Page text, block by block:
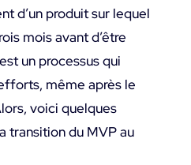
d’un produit sur lequel
mois avant d’être
un processus qui
même après le
voici quelques
transition du MVP au